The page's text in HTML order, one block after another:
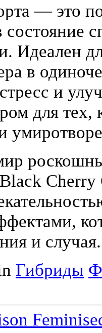
— это
Идеален
в
и
для тех,
Cherry
и случая.
Гибриды